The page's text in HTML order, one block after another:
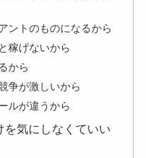
ントのものになるから
稼げないから
から
争が激しいから
ルが違うから
を気にしなくていい